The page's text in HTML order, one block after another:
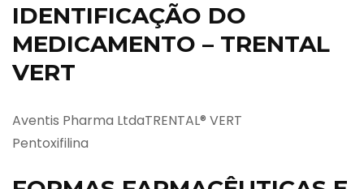
IDENTIFICAÇÃO DO
MEDICAMENTO – TRENTAL
VERT
Aventis Pharma LtdaTRENTAL® VERT
Pentoxifilina